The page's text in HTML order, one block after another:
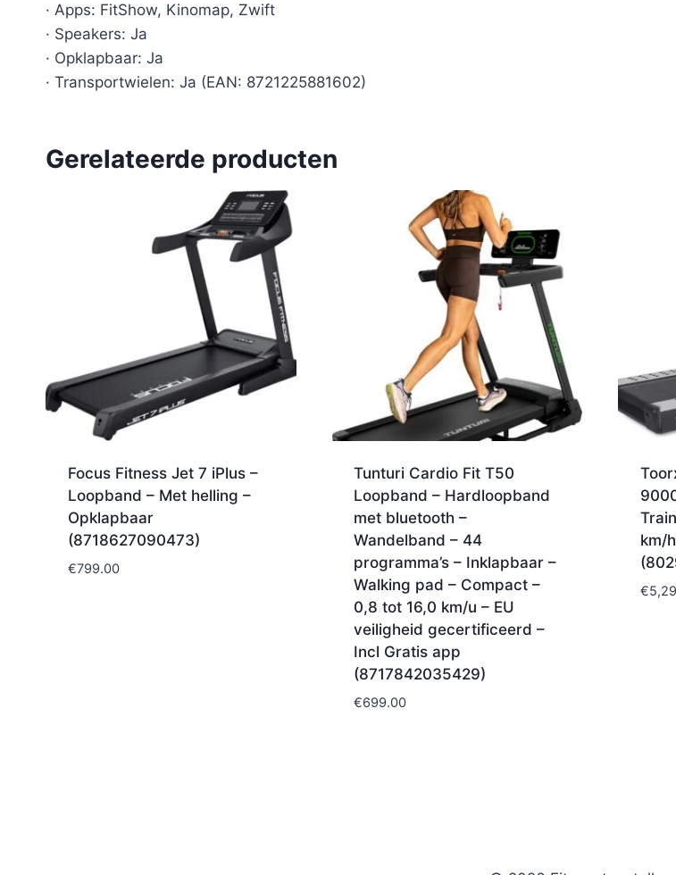
· Apps: FitShow, Kinomap, Zwift
· Speakers: Ja
· Opklapbaar: Ja
· Transportwielen: Ja (EAN: 8721225881602)
Gerelateerde producten
Focus Fitness Jet 7 iPlus –
Loopband – Met helling –
Opklapbaar
(8718627090473)
€799.00
Tunturi Cardio Fit T50
Loopband – Hardloopband
met bluetooth –
Wandelband – 44
programma’s – Inklapbaar –
Walking pad – Compact –
0,8 tot 16,0 km/u – EU
veiligheid gecertificeerd –
Incl Gratis app
(8717842035429)
€699.00
km/
€